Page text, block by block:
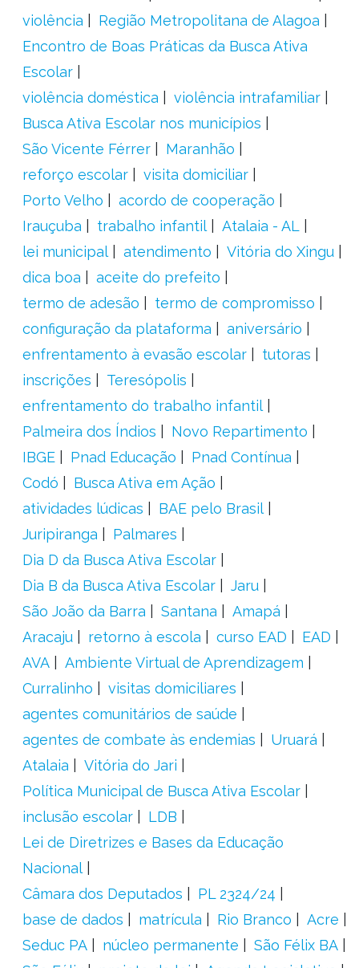
violência
Região Metropolitana de Alagoa
Encontro de Boas Práticas da Busca Ativa
Escolar
violência doméstica
violência intrafamiliar
Busca Ativa Escolar nos municípios
São Vicente Férrer
Maranhão
reforço escolar
visita domiciliar
Porto Velho
acordo de cooperação
Irauçuba
trabalho infantil
Atalaia - AL
lei municipal
atendimento
Vitória do Xingu
dica boa
aceite do prefeito
termo de adesão
termo de compromisso
configuração da plataforma
aniversário
enfrentamento à evasão escolar
tutoras
inscrições
Teresópolis
enfrentamento do trabalho infantil
Palmeira dos Índios
Novo Repartimento
IBGE
Pnad Educação
Pnad Contínua
Codó
Busca Ativa em Ação
atividades lúdicas
BAE pelo Brasil
Juripiranga
Palmares
Dia D da Busca Ativa Escolar
Dia B da Busca Ativa Escolar
Jaru
São João da Barra
Santana
Amapá
Aracaju
retorno à escola curso EAD
EAD
AVA
Ambiente Virtual de Aprendizagem
Curralinho
visitas domiciliares
agentes comunitários de saúde
agentes de combate às endemias
Uruará
Atalaia
Vitória do Jari
Política Municipal de Busca Ativa Escolar
inclusão escolar
LDB
Lei de Diretrizes e Bases da Educação
Nacional
Câmara dos Deputados
PL 2324/24
base de dados
matrícula Rio Branco
Acre
Seduc PA
núcleo permanente
São Félix BA